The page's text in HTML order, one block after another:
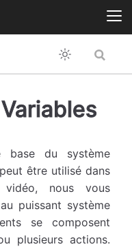
base du système
être utilisé dans
nous vous
puissant système
se composent
plusieurs actions.